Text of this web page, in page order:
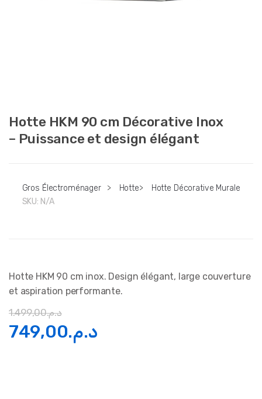
Hotte HKM 90 cm Décorative Inox
– Puissance et design élégant
Gros Électroménager > Hotte>
Hotte Décorative Murale
SKU: N/A
Hotte HKM 90 cm inox. Design élégant, large couverture
et aspiration performante.
د.م.1.499,00
Le
د.م.749,00